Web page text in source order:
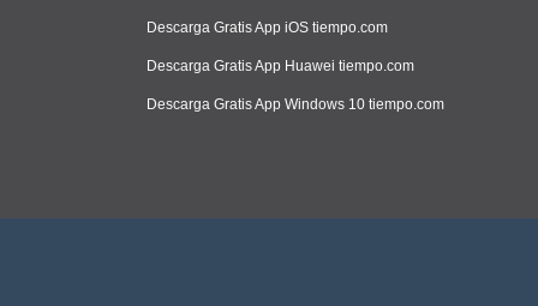
Descarga Gratis App iOS tiempo.com
Descarga Gratis App Huawei tiempo.com
Descarga Gratis App Windows 10 tiempo.com